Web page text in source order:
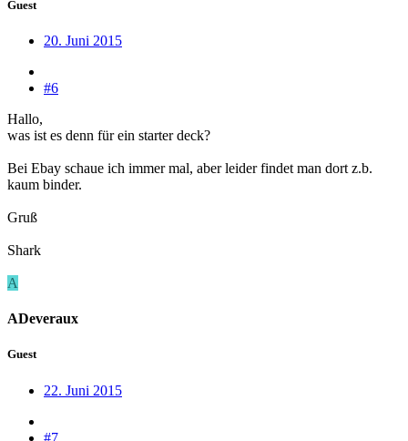
Guest
20. Juni 2015
#6
Hallo,
was ist es denn für ein starter deck?
Bei Ebay schaue ich immer mal, aber leider findet man dort z.b.
kaum binder.
Gruß
Shark
A
ADeveraux
Guest
22. Juni 2015
#7